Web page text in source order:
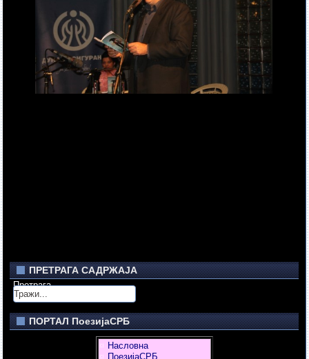
ПРЕТРАГА САДРЖАЈА
Претрага
ПОРТАЛ ПоезијаСРБ
Насловна
ПоезијаСРБ